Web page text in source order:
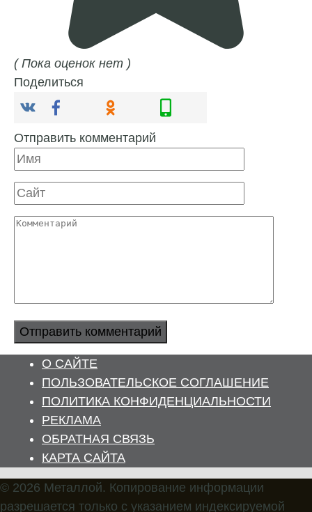
( Пока оценок нет )
Поделиться
Отправить комментарий
Имя
Сайт
Комментарий
О САЙТЕ
ПОЛЬЗОВАТЕЛЬСКОЕ СОГЛАШЕНИЕ
ПОЛИТИКА КОНФИДЕНЦИАЛЬНОСТИ
РЕКЛАМА
ОБРАТНАЯ СВЯЗЬ
КАРТА САЙТА
© 2026 Металлой. Копирование информации
разрешается только с указанием индексируемой